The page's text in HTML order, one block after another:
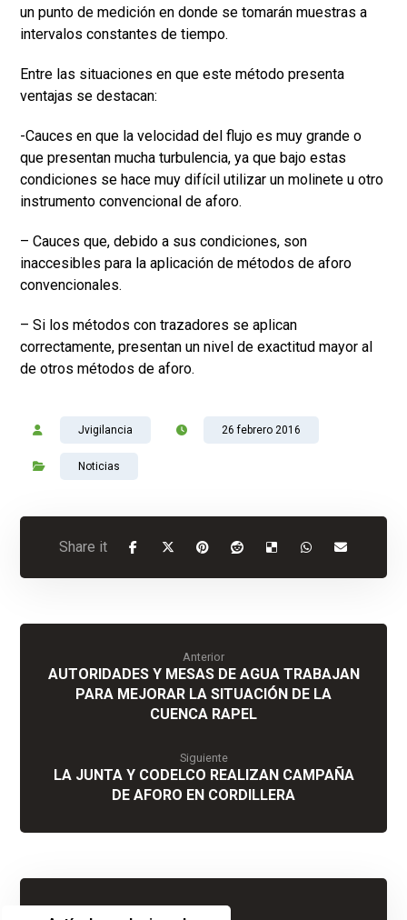
un punto de medición en donde se tomarán muestras a
intervalos constantes de tiempo.
Entre las situaciones en que este método presenta
ventajas se destacan:
-Cauces en que la velocidad del flujo es muy grande o
que presentan mucha turbulencia, ya que bajo estas
condiciones se hace muy difícil utilizar un molinete u otro
instrumento convencional de aforo.
– Cauces que, debido a sus condiciones, son
inaccesibles para la aplicación de métodos de aforo
convencionales.
– Si los métodos con trazadores se aplican
correctamente, presentan un nivel de exactitud mayor al
de otros métodos de aforo.
Jvigilancia 26 febrero 2016
Noticias
Anterior
AUTORIDADES Y MESAS DE AGUA TRABAJAN
PARA MEJORAR LA SITUACIÓN DE LA
CUENCA RAPEL
Siguiente
LA JUNTA Y CODELCO REALIZAN CAMPAÑA
DE AFORO EN CORDILLERA